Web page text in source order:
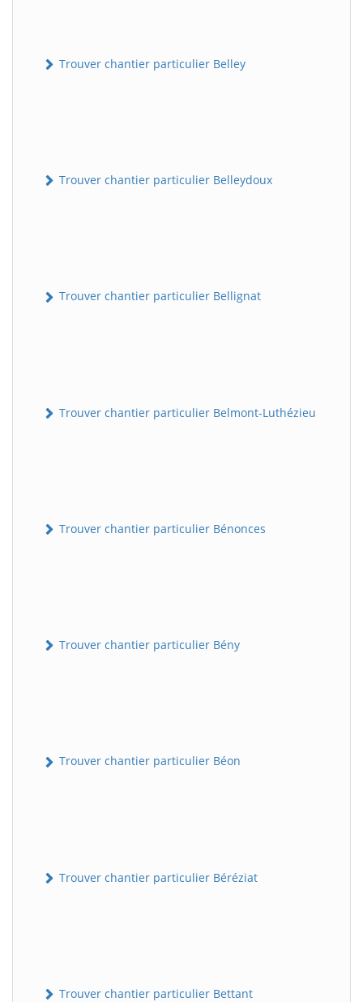
Trouver chantier particulier Belley
Trouver chantier particulier Belleydoux
Trouver chantier particulier Bellignat
Trouver chantier particulier Belmont-Luthézieu
Trouver chantier particulier Bénonces
Trouver chantier particulier Bény
Trouver chantier particulier Béon
Trouver chantier particulier Béréziat
Trouver chantier particulier Bettant